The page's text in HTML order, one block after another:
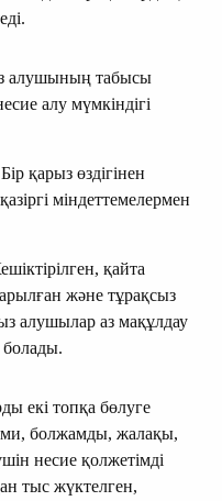
алушының табысы
алу мүмкіндігі
қарыз өздігінен
міндеттемелермен
қайта
және тұрақсыз
алушылар аз мақұлдау
екі топқа бөлуге
болжамды, жалақы,
несие қолжетімді
тыс жүктелген,